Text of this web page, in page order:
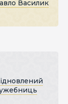
Василик